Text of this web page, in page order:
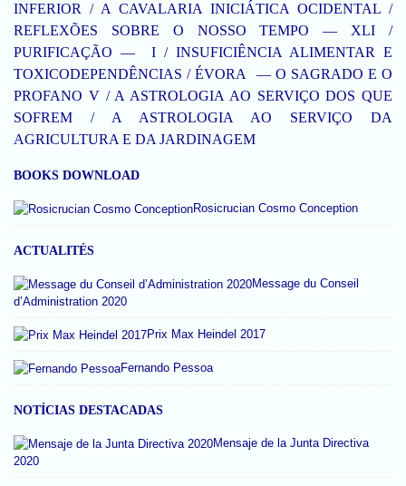
INFERIOR / A CAVALARIA INICIÁTICA OCIDENTAL /
REFLEXÕES SOBRE O NOSSO TEMPO — XLI /
PURIFICAÇÃO — I / INSUFICIÊNCIA ALIMENTAR E
TOXICODEPENDÊNCIAS / ÉVORA — O SAGRADO E O
PROFANO V / A ASTROLOGIA AO SERVIÇO DOS QUE
SOFREM / A ASTROLOGIA AO SERVIÇO DA
AGRICULTURA E DA JARDINAGEM
BOOKS DOWNLOAD
Rosicrucian Cosmo Conception
ACTUALITÉS
Message du Conseil
d’Administration 2020
Prix Max Heindel 2017
Fernando Pessoa
NOTÍCIAS DESTACADAS
Mensaje de la Junta Directiva
2020